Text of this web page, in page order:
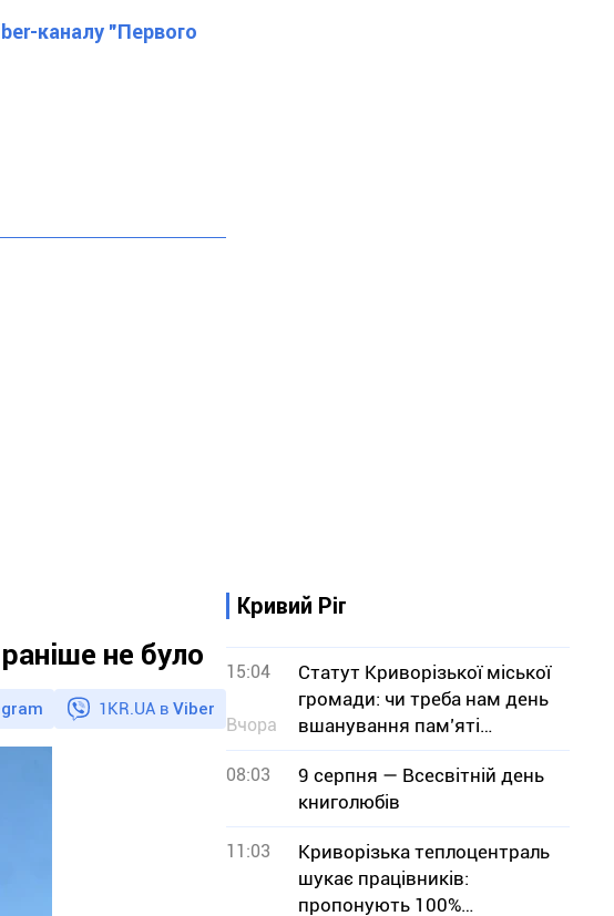
каналу "Первого
не було
1KR.UA в Viber
Кривий Ріг
15:04
Вчора
Статут Криворізької міської
громади: чи треба нам день
вшанування пам’яті
померлих міських голів?
08:03
9 серпня — Всесвітній день
книголюбів
11:03
Криворізька теплоцентраль
шукає працівників:
пропонують 100%